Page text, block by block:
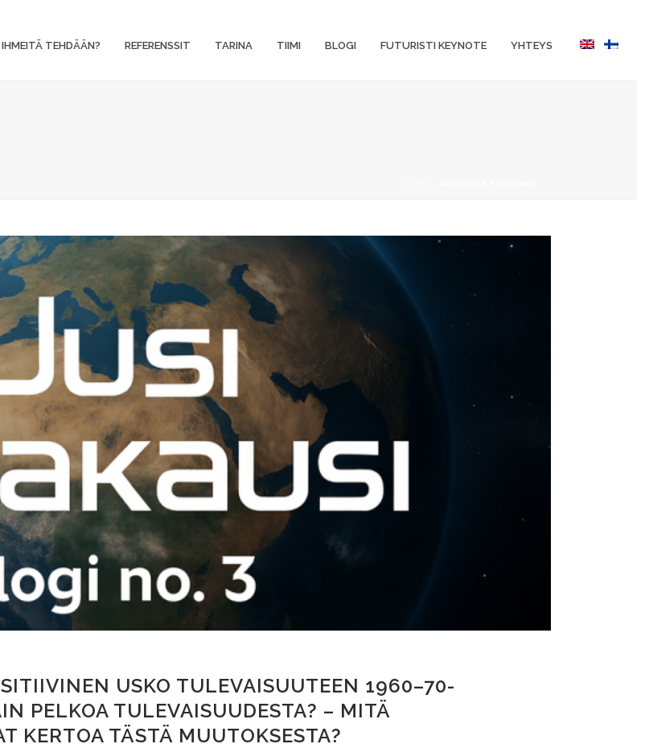
TEHDÄÄN? REFERENSSIT TARINA TIIMI BLOGI FUTURISTI KEYNOTE YHTEYS
USKO TULEVAISUUTEEN 1960–70-
PELKOA TULEVAISUUDESTA? – MITÄ
KERTOA TÄSTÄ MUUTOKSESTA?